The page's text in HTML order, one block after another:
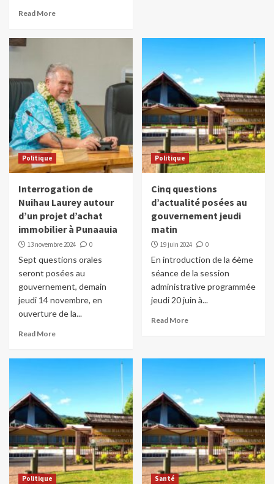
Read More
Politique
Interrogation de
Nuihau Laurey autour
d’un projet d’achat
immobilier à Punaauia
13 novembre 2024 0
Sept questions orales
seront posées au
gouvernement, demain
jeudi 14 novembre, en
ouverture de la...
Read More
Politique
Cinq questions
d’actualité posées au
gouvernement jeudi
matin
19 juin 2024 0
En introduction de la 6ème
séance de la session
administrative programmée
jeudi 20 juin à...
Read More
Politique Santé